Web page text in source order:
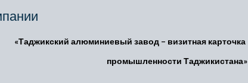
«Таджикский алюминиевый завод – визитная карточка
промышленности Таджикистана»